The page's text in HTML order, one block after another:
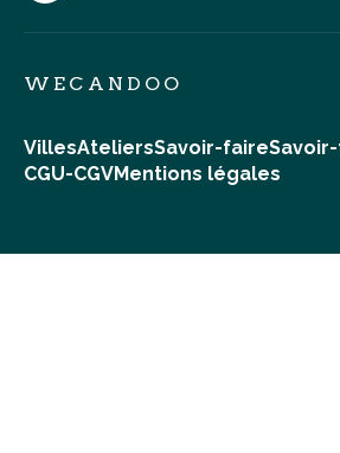
WECANDOO
VillesAteliersSavoir-faire
CGU-CGVMentions légales